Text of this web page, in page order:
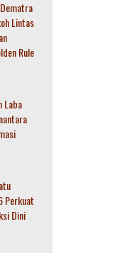
Lintas
Rule
Laba
Perkuat
Dini